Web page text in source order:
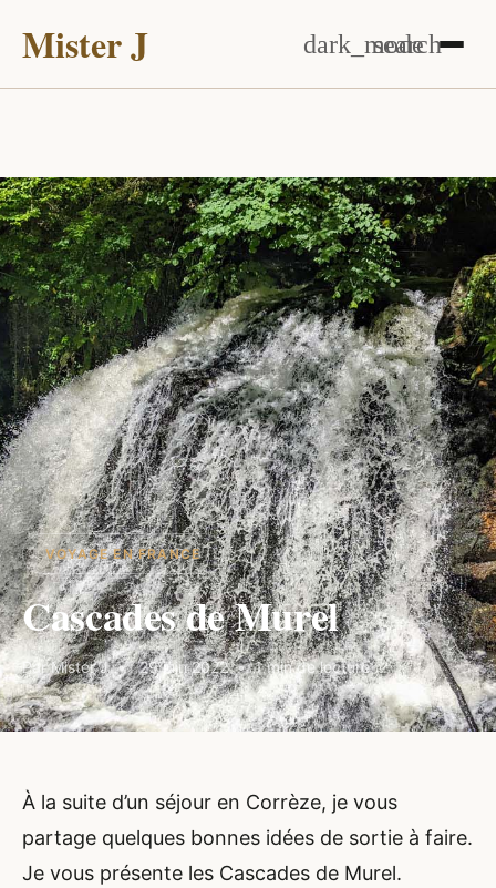
Mister J dark_mode
search
VOYAGE EN FRANCE
Cascades de Murel
Par Mister J 29 juin 2022 1 min de lecture
À la suite d’un séjour en Corrèze, je vous
partage quelques bonnes idées de sortie à faire.
Je vous présente les Cascades de Murel.